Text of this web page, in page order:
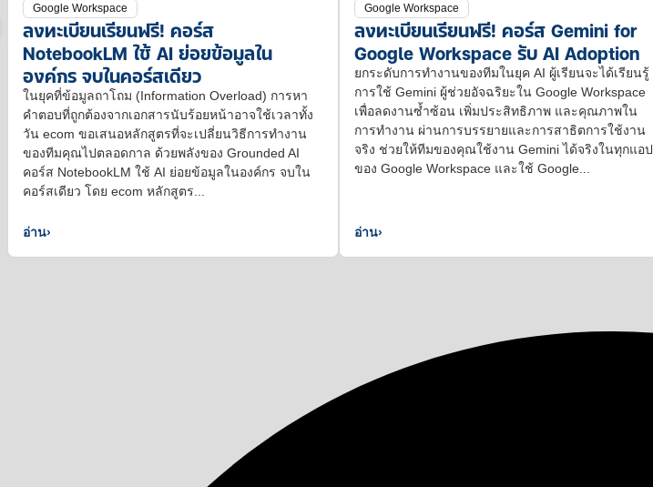
Google Workspace
ลงทะเบียนเรียนฟรี! คอร์ส
NotebookLM ใช้ AI ย่อยข้อมูลใน
องค์กร จบในคอร์สเดียว
ในยุคที่ข้อมูลถาโถม (Information Overload) การหา
คำตอบที่ถูกต้องจากเอกสารนับร้อยหน้าอาจใช้เวลาทั้ง
วัน ecom ขอเสนอหลักสูตรที่จะเปลี่ยนวิธีการทำงาน
ของทีมคุณไปตลอดกาล ด้วยพลังของ Grounded AI
คอร์ส NotebookLM ใช้ AI ย่อยข้อมูลในองค์กร จบใน
คอร์สเดียว โดย ecom หลักสูตร...
อ่าน›
Google Workspace
ลงทะเบียนเรียนฟรี! คอร์ส Gemini for
Google Workspace รับ AI Adoption
ยกระดับการทำงานของทีมในยุค AI ผู้เรียนจะได้เรียนรู้
การใช้ Gemini ผู้ช่วยอัจฉริยะใน Google Workspace
เพื่อลดงานซ้ำซ้อน เพิ่มประสิทธิภาพ และคุณภาพใน
การทำงาน ผ่านการบรรยายและการสาธิตการใช้งาน
จริง ช่วยให้ทีมของคุณใช้งาน Gemini ได้จริงในทุกแอป
ของ Google Workspace และใช้ Google...
อ่าน›